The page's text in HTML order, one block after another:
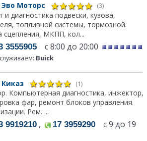
Моторс (3)
и диагностика подвески, кузова,
топливной системы, тормозной.
сцепления, МКПП, кол...
3555905 с 8:00 до 20:00
Buick
(1)
Компьютерная диагностика, инжектор,
фар, ремонт блоков управления.
Рем. ...
9919210 , 17 3959290 с 9 до 19